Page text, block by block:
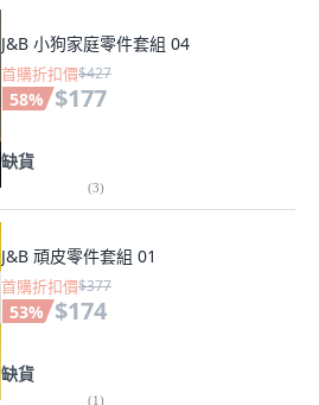
J&B 小狗家庭零件套組 04
首購折扣價$427
58% $177
缺貨
(3)
J&B 頑皮零件套組 01
首購折扣價$377
53% $174
缺貨
(1)